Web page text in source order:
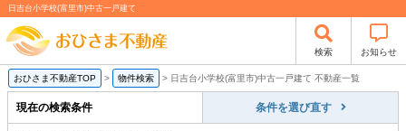
日吉台小学校(富里市)中古一戸建て
検索 お知らせ
おひさま不動産TOP > 物件検索 > 日吉台小学校(富里市)中古一戸建て 不動産一覧
現在の検索条件 条件を選び直す